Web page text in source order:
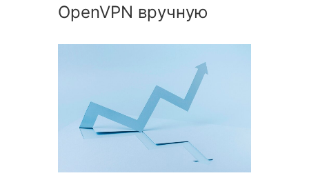
OpenVPN вручную